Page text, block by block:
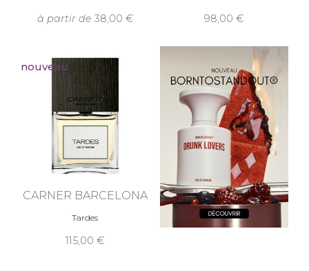
à partir de 38,00 98,00
nouveau
CARNER BARCELONA
Tardes
115,00